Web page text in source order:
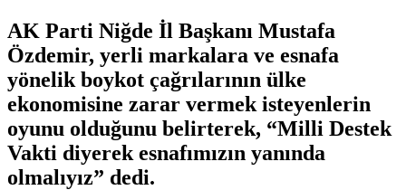
AK Parti Niğde İl Başkanı Mustafa
Özdemir, yerli markalara ve esnafa
yönelik boykot çağrılarının ülke
ekonomisine zarar vermek isteyenlerin
oyunu olduğunu belirterek, “Milli Destek
Vakti diyerek esnafımızın yanında
olmalıyız” dedi.